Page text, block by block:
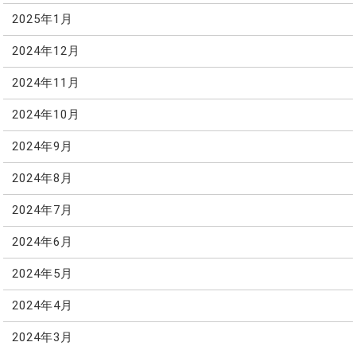
2025年1月
2024年12月
2024年11月
2024年10月
2024年9月
2024年8月
2024年7月
2024年6月
2024年5月
2024年4月
2024年3月